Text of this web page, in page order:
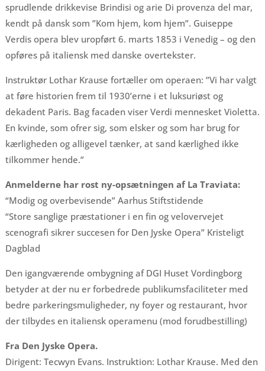
sprudlende drikkevise Brindisi og arie Di provenza del mar,
kendt på dansk som ”Kom hjem, kom hjem”. Guiseppe
Verdis opera blev uropført 6. marts 1853 i Venedig – og den
opføres på italiensk med danske overtekster.
Instruktør Lothar Krause fortæller om operaen: ”Vi har valgt
at føre historien frem til 1930’erne i et luksuriøst og
dekadent Paris. Bag facaden viser Verdi mennesket Violetta.
En kvinde, som ofrer sig, som elsker og som har brug for
kærligheden og alligevel tænker, at sand kærlighed ikke
tilkommer hende.”
Anmelderne har rost ny-opsætningen af La Traviata:
“Modig og overbevisende” Aarhus Stiftstidende
“Store sanglige præstationer i en fin og velovervejet
scenografi sikrer succesen for Den Jyske Opera” Kristeligt
Dagblad
Den igangværende ombygning af DGI Huset Vordingborg
betyder at der nu er forbedrede publikumsfaciliteter med
bedre parkeringsmuligheder, ny foyer og restaurant, hvor
der tilbydes en italiensk operamenu (mod forudbestilling)
Fra Den Jyske Opera.
Dirigent: Tecwyn Evans. Instruktion: Lothar Krause. Med den